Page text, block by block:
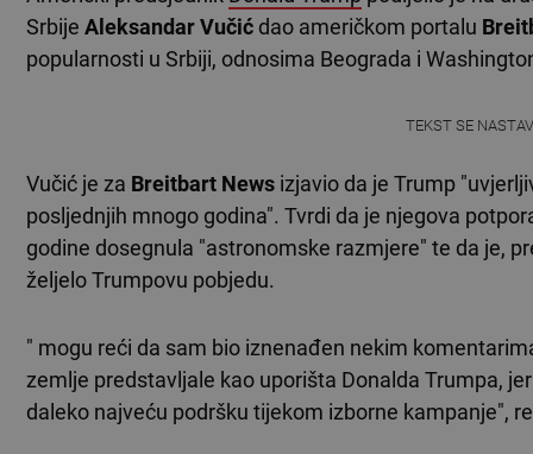
Srbije Aleksandar Vučić dao američkom portalu
popularnosti u Srbiji, odnosima Beograda i
TEKST SE
Vučić je za Breitbart News izjavio da je Trump
posljednjih mnogo godina". Tvrdi da je njegova
godine dosegnula "astronomske razmjere" te da je,
željelo Trumpovu pobjedu.
" mogu reći da sam bio iznenađen nekim
zemlje predstavljale kao uporišta Donalda Trumpa,
daleko najveću podršku tijekom izborne kampanje",